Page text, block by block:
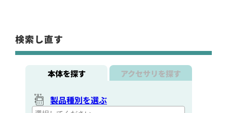
検索し直す
本体を探す アクセサリを探す
製品種別を選ぶ